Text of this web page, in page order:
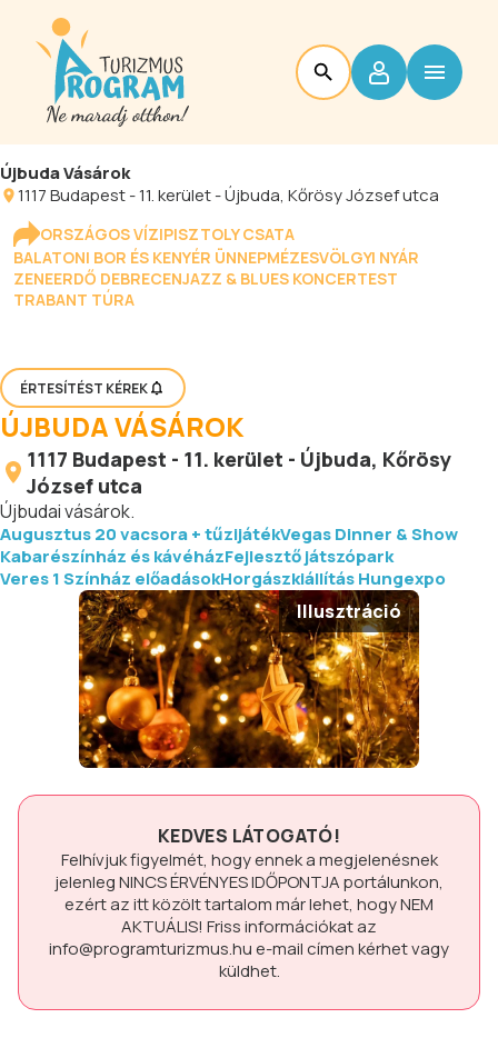
Újbuda Vásárok
1117Budapest-11. kerület - Újbuda, Kőrösy József utca
ORSZÁGOS VÍZIPISZTOLY CSATA
BALATONI BOR ÉS KENYÉR ÜNNEPMÉZESVÖLGYI NYÁR
ZENEERDŐ DEBRECENJAZZ & BLUES KONCERTEST
TRABANT TÚRA
ÉRTESÍTÉST KÉREK
ÚJBUDA VÁSÁROK
1117 Budapest - 11. kerület - Újbuda, Kőrösy
József utca
Újbudai vásárok.
Augusztus 20 vacsora + tűzijátékVegas Dinner & Show
Kabarészínház és kávéházFejlesztő játszópark
Veres 1 Színház előadásokHorgászkiállítás Hungexpo
Illusztráció
KEDVES LÁTOGATÓ!
Felhívjuk figyelmét, hogy ennek a megjelenésnek
jelenlegNINCS ÉRVÉNYES IDŐPONTJAportálunkon,
ezért az itt közölt tartalom már lehet, hogyNEM
AKTUÁLIS! Friss információkat az
info@programturizmus.hue-mail címen kérhet vagy
küldhet.